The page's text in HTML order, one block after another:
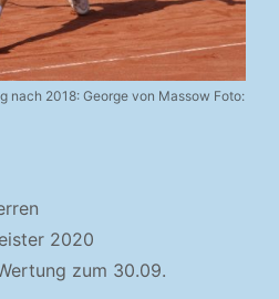
nach 2018: George von Massow Foto:
2020
zum 30.09.